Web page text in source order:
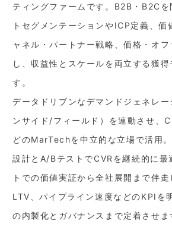
ティングファームです。B2B・B2Cを
トセグメンテーションやICP定義、価
ャネル・パートナー戦略、価格・オ
し、収益性とスケールを両立する獲得
す。
データドリブンなデマンドジェネレー
ンサイド/フィールド）を連動させ、
どのMarTechを中立的な立場で活用
設計とA/BテストでCVRを継続的に最
トでの価値実証から全社展開まで伴
LTV、パイプライン速度などのKPIを
の内製化とガバナンスまで定着させま